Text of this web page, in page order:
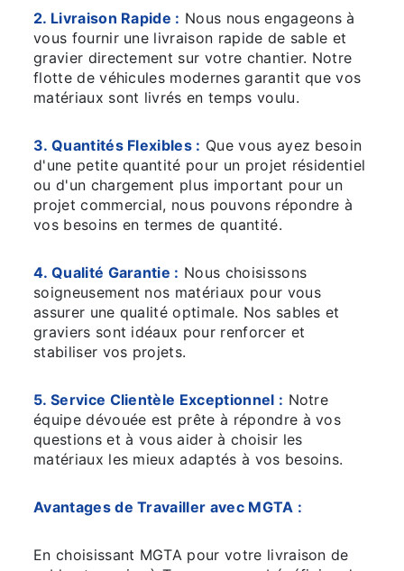
2. Livraison Rapide : Nous nous engageons à
vous fournir une livraison rapide de sable et
gravier directement sur votre chantier. Notre
flotte de véhicules modernes garantit que vos
matériaux sont livrés en temps voulu.
3. Quantités Flexibles : Que vous ayez besoin
d'une petite quantité pour un projet résidentiel
ou d'un chargement plus important pour un
projet commercial, nous pouvons répondre à
vos besoins en termes de quantité.
4. Qualité Garantie : Nous choisissons
soigneusement nos matériaux pour vous
assurer une qualité optimale. Nos sables et
graviers sont idéaux pour renforcer et
stabiliser vos projets.
5. Service Clientèle Exceptionnel : Notre
équipe dévouée est prête à répondre à vos
questions et à vous aider à choisir les
matériaux les mieux adaptés à vos besoins.
Avantages de Travailler avec MGTA :
En choisissant MGTA pour votre livraison de